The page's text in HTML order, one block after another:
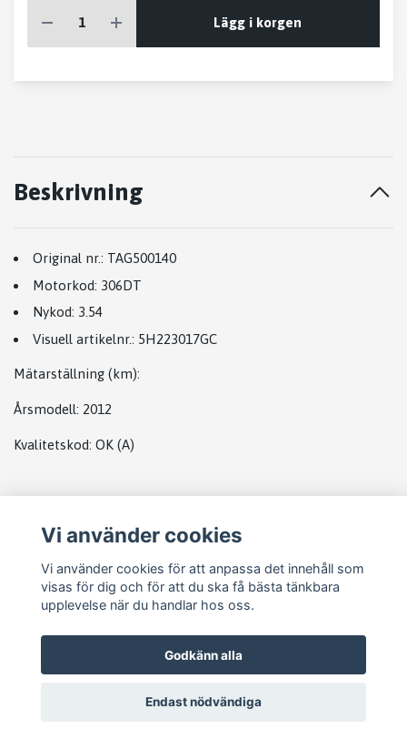
Lägg i korgen
Beskrivning
Original nr.: TAG500140
Motorkod: 306DT
Nykod: 3.54
Visuell artikelnr.: 5H223017GC
Mätarställning (km):
Årsmodell: 2012
Kvalitetskod: OK (A)
Vi använder cookies
Vi använder cookies för att anpassa det innehåll som
visas för dig och för att du ska få bästa tänkbara
upplevelse när du handlar hos oss.
Godkänn alla
Endast nödvändiga